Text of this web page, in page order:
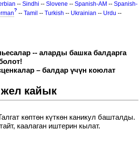
-- Sindhi -- Slovene -- Spanish-AM -- Spanish-
? -- Tamil -- Turkish -- Ukrainian -- Urdu --
-- аларды башка балдарга
– балдар үчүн коюлат
кайык
көптөн күткөн каникул башталды.
каалаган иштерин кылат.